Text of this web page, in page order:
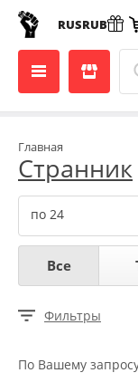
RUSRUB
Главная
Странник
Фильтры
Все
по 24
По Вашему